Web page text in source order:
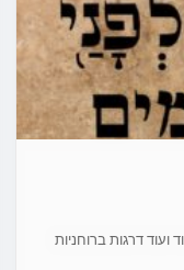
דרגות ברוחניות